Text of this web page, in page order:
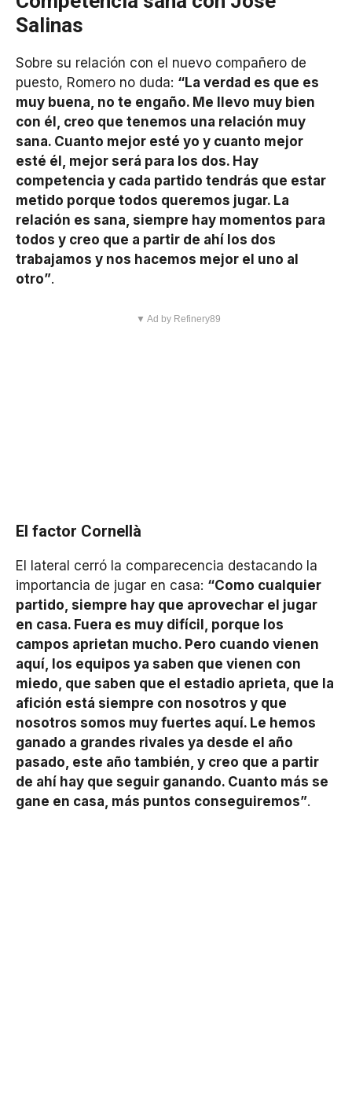
Salinas
Sobre su relación con el nuevo compañero de
puesto, Romero no duda: “La verdad es que es
muy buena, no te engaño. Me llevo muy bien
con él, creo que tenemos una relación muy
sana. Cuanto mejor esté yo y cuanto mejor
esté él, mejor será para los dos. Hay
competencia y cada partido tendrás que estar
metido porque todos queremos jugar. La
relación es sana, siempre hay momentos para
todos y creo que a partir de ahí los dos
trabajamos y nos hacemos mejor el uno al
otro”.
▼ Ad by Refinery89
El factor Cornellà
El lateral cerró la comparecencia destacando la
importancia de jugar en casa: “Como cualquier
partido, siempre hay que aprovechar el jugar
en casa. Fuera es muy difícil, porque los
campos aprietan mucho. Pero cuando vienen
aquí, los equipos ya saben que vienen con
miedo, que saben que el estadio aprieta, que la
afición está siempre con nosotros y que
nosotros somos muy fuertes aquí. Le hemos
ganado a grandes rivales ya desde el año
pasado, este año también, y creo que a partir
de ahí hay que seguir ganando. Cuanto más se
gane en casa, más puntos conseguiremos”.